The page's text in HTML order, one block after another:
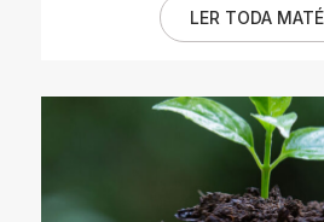
LER TODA